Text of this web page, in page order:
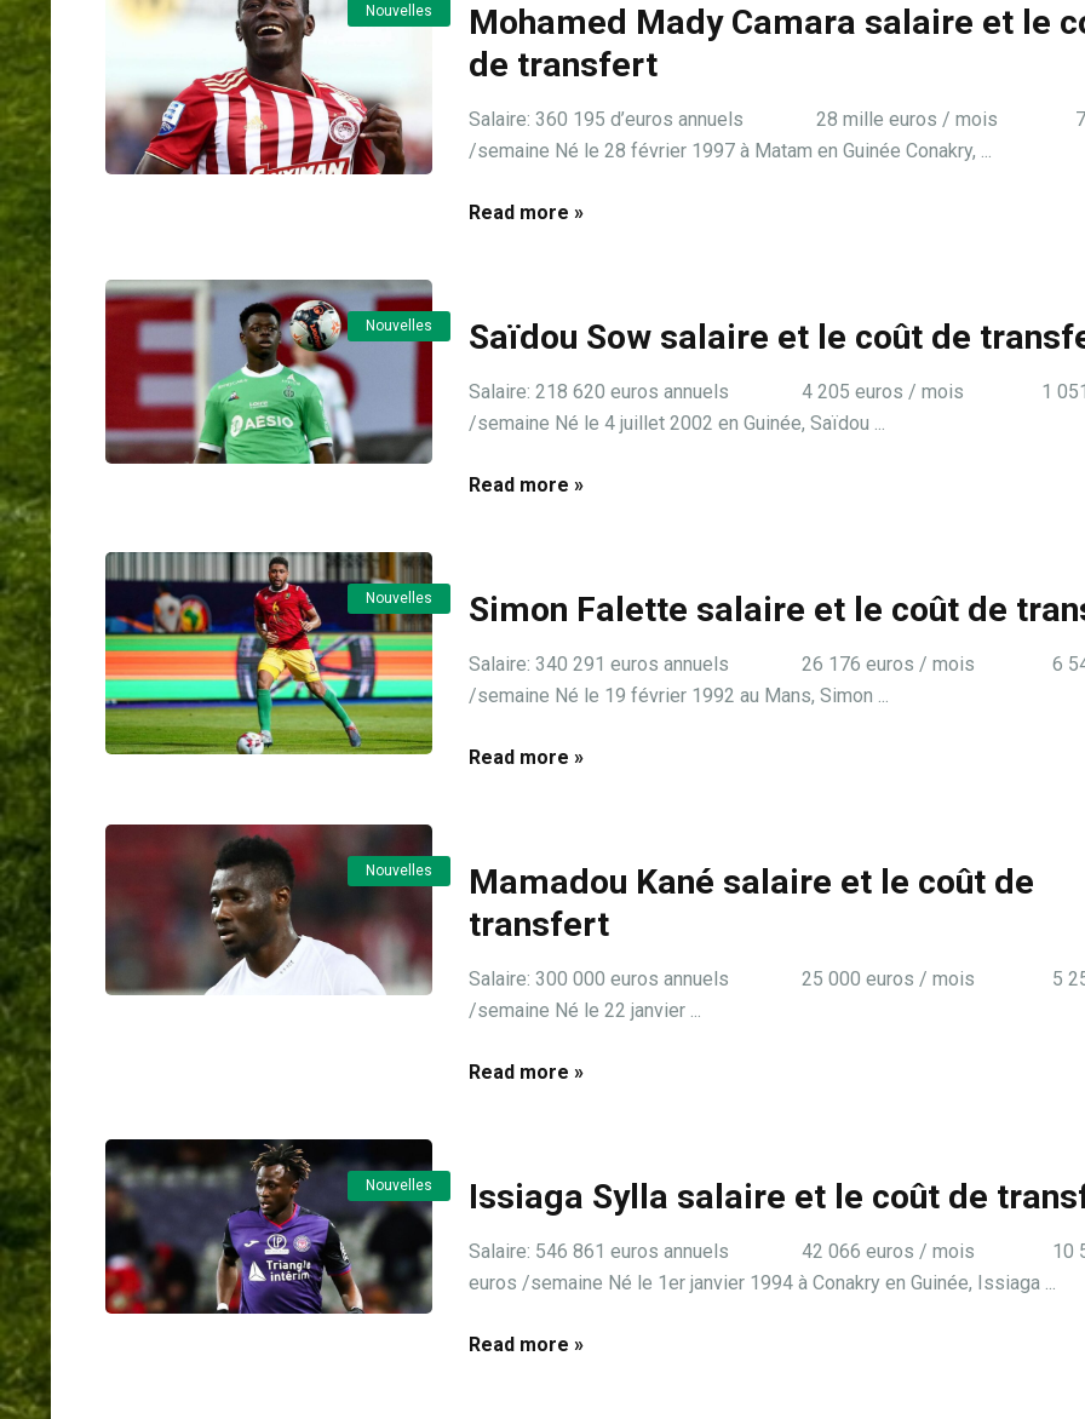
Nouvelles
Mohamed Mady Camara salaire et le
de transfert
Salaire: 360 195 d’euros annuels 28 mille euros / mois 7
/semaine Né le 28 février 1997 à Matam en Guinée Conakry, ...
Read more »
Nouvelles Saïdou Sow salaire et le coût de
Salaire: 218 620 euros annuels 4 205 euros / mois 1 051
/semaine Né le 4 juillet 2002 en Guinée, Saïdou ...
Read more »
Nouvelles Simon Falette salaire et le coût de
Salaire: 340 291 euros annuels 26 176 euros / mois 6
/semaine Né le 19 février 1992 au Mans, Simon ...
Read more »
Nouvelles
Mamadou Kané salaire et le coût de
transfert
Salaire: 300 000 euros annuels 25 000 euros / mois 5
/semaine Né le 22 janvier ...
Read more »
Nouvelles Issiaga Sylla salaire et le coût de
Salaire: 546 861 euros annuels 42 066 euros / mois 10
euros /semaine Né le 1er janvier 1994 à Conakry en Guinée, Issiaga ...
Read more »